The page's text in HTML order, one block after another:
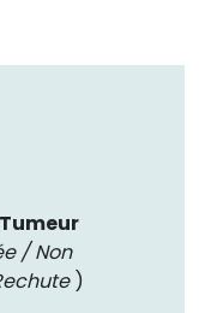
Tumeur
/ Non
)